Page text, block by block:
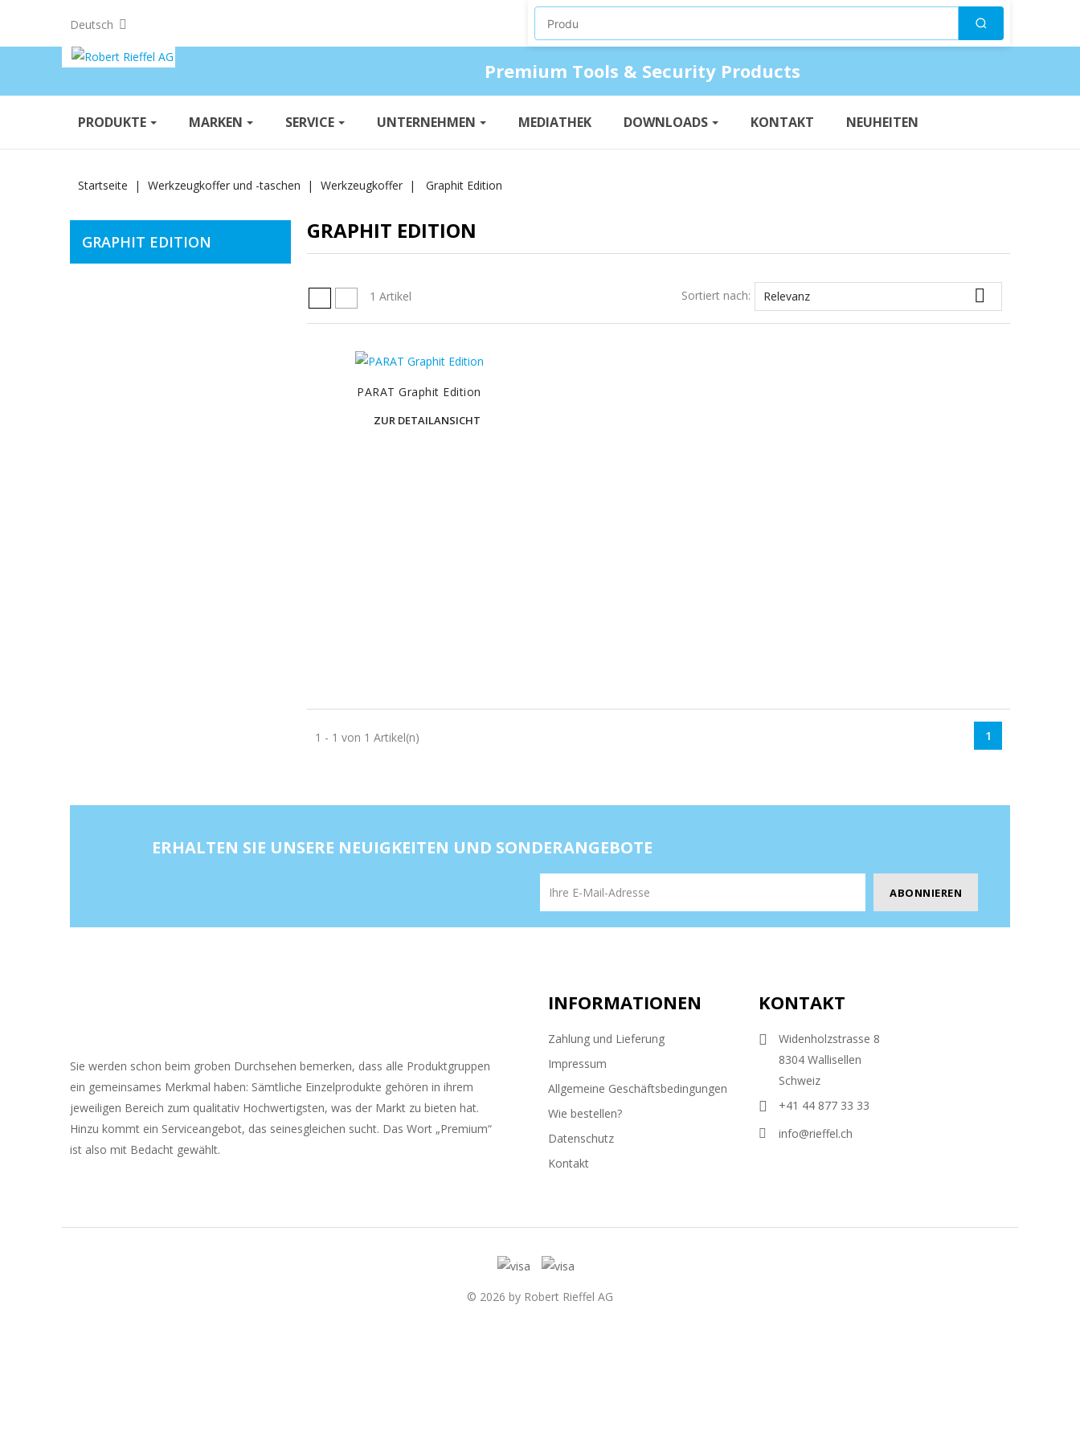
Deutsch Produkte suchen Suchen
Premium Tools & Security Products
PRODUKTE MARKEN SERVICE UNTERNEHMEN MEDIATHEK DOWNLOADS KONTAKT NEUHEITEN
Startseite Werkzeugkoffer und -taschen Werkzeugkoffer Graphit Edition
GRAPHIT EDITION GRAPHIT EDITION
1 Artikel Sortiert nach: Relevanz 
PARAT Graphit Edition
ZUR DETAILANSICHT
1 - 1 von 1 Artikel(n) 1
ERHALTEN SIE UNSERE NEUIGKEITEN UND SONDERANGEBOTE
Sie werden schon beim groben Durchsehen bemerken, dass alle Produktgruppen
ein gemeinsames Merkmal haben: Sämtliche Einzelprodukte gehören in ihrem
jeweiligen Bereich zum qualitativ Hochwertigsten, was der Markt zu bieten hat.
Hinzu kommt ein Serviceangebot, das seinesgleichen sucht. Das Wort „Premium“
ist also mit Bedacht gewählt.
INFORMATIONEN
Zahlung und Lieferung
Impressum
Allgemeine Geschäftsbedingungen
Wie bestellen?
Datenschutz
Kontakt
KONTAKT
Widenholzstrasse 8
8304 Wallisellen
Schweiz
+41 44 877 33 33
info@rieffel.ch
© 2026 by Robert Rieffel AG